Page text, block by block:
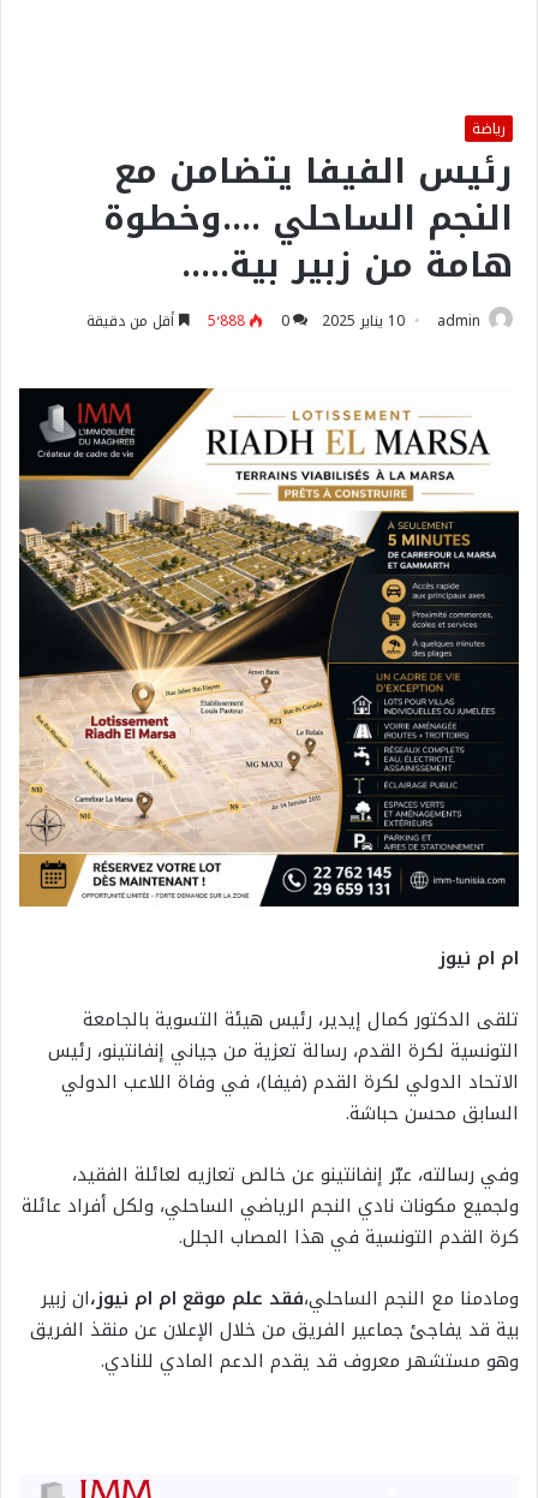
رياضة
رئيس الفيفا يتضامن مع
النجم الساحلي ….وخطوة
هامة من زبير بية…..
admin 10 يناير 2025 0 5٬888 أقل من دقيقة
ام ام نيوز
تلقى الدكتور كمال إيدير، رئيس هيئة التسوية بالجامعة
التونسية لكرة القدم، رسالة تعزية من جياني إنفانتينو، رئيس
الاتحاد الدولي لكرة القدم (فيفا)، في وفاة اللاعب الدولي
السابق محسن حباشة.
وفي رسالته، عبّر إنفانتينو عن خالص تعازيه لعائلة الفقيد،
ولجميع مكونات نادي النجم الرياضي الساحلي، ولكل أفراد عائلة
كرة القدم التونسية في هذا المصاب الجلل.
ومادمنا مع النجم الساحلي،فقد علم موقع ام ام نيوز،ان زبير
بية قد يفاجئ جماعير الفريق من خلال الإعلان عن منقذ الفريق
وهو مستشهر معروف قد يقدم الدعم المادي للنادي.